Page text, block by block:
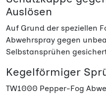
Auslösen
Auf Grund der speziellen
Abwehrspray gegen
Selbstansprühen
Kegelförmiger
TW1000 Pepper-Fog